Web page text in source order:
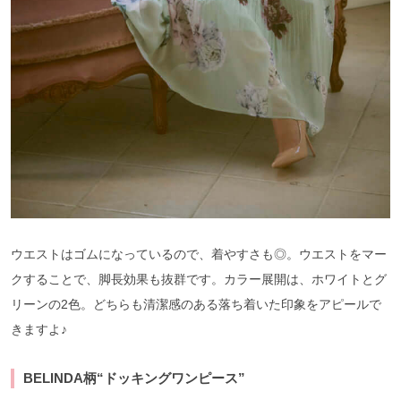
ウエストはゴムになっているので、着やすさも◎。ウエストをマー
クすることで、脚長効果も抜群です。カラー展開は、ホワイトとグ
リーンの2色。どちらも清潔感のある落ち着いた印象をアピールで
きますよ♪
BELINDA柄“ドッキングワンピース”